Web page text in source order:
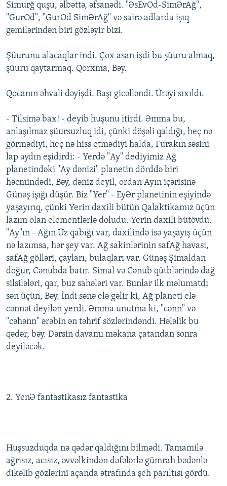
Simurğ quşu, əlbəttə, əfsanədi. "ƏsEvOd-SimƏrAğ",
"GurOd", "GurOd SimƏrAğ" və sairə adlarda işıq
gəmilərindən biri gözləyir bizi.
Şüurunu alacaqlar indi. Çox asan işdi bu şüuru almaq,
şüuru qaytarmaq. Qorxma, Bəy.
Qocanın əhvali dəyişdi. Başı gicəlləndi. Ürəyi sıxıldı.
- Tilsimə bax! - deyib huşunu itirdi. Əmma bu,
anlaşılmaz şüursuzluq idi, çünki döşəli qaldığı, heç nə
görmədiyi, heç nə hiss etmədiyi halda, Furakın səsini
lap aydın eşidirdi: - Yerdə "Ay" dediyimiz Ağ
planetindəki "Ay dənizi" planetin dörddə biri
həcmindədi, Bəy, dəniz deyil, ordan Ayın içərisinə
Günəş işığı düşür. Biz "Yer" - EyƏr planetinin eşiyində
yaşayırıq, çünki Yerin daxili bütün Qalaktikamız üçün
lazım olan elementlərlə doludu. Yerin daxili bütövdü.
"Ay"ın - Ağın Üz qabığı var, daxilində isə yaşayış üçün
nə lazımsa, hər şey var. Ağ sakinlərinin safAğ havası,
safAğ gölləri, çayları, bulaqları var. Günəş Şimaldan
doğur, Cənubda batır. Simal və Cənub qütblərində dağ
silsilələri, qar, buz sahələri var. Bunlar ilk məlumatdı
sən üçün, Bəy. İndi sənə elə gəlir ki, Ağ planeti elə
cənnət deyilən yerdi. Əmma unutma ki, "cənn" və
"cəhənn" ərəbin ən təhrif sözlərindəndi. Hələlik bu
qədər, bəy. Dərsin davamı məkana çatandan sonra
deyiləcək.
2. YenƏ fantastikasız fantastika
Huşsuzduqda nə qədər qaldığını bilmədi. Tamamilə
ağrısız, acısız, əvvəlkindən dəfələrlə gümrah bədənlə
dikəlib gözlərini açanda ətrafında şeh parıltısı gördü.